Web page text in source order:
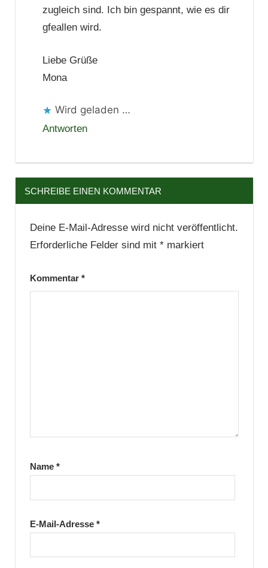
zugleich sind. Ich bin gespannt, wie es dir
gfeallen wird.
Liebe Grüße
Mona
Wird geladen …
Antworten
SCHREIBE EINEN KOMMENTAR
Deine E-Mail-Adresse wird nicht veröffentlicht.
Erforderliche Felder sind mit *markiert
Kommentar *
Name *
E-Mail-Adresse *